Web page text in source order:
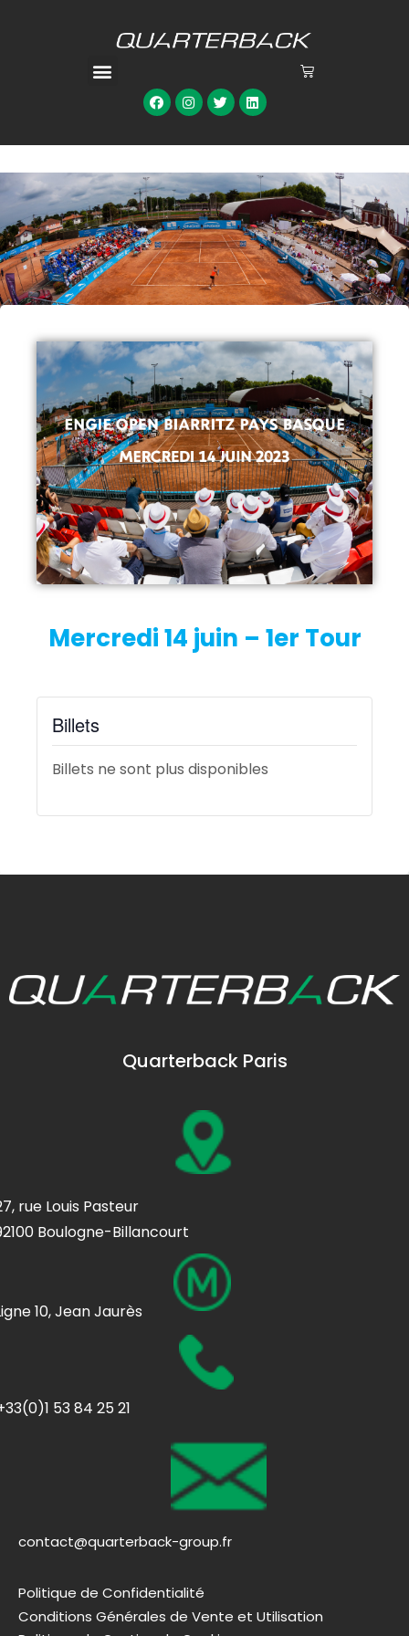
Mercredi 14 juin – 1er Tour
Billets
Billets ne sont plus disponibles
Quarterback Paris
rue Louis Pasteur
Boulogne-Billancourt
10, Jean Jaurès
53 84 25 21
contact@quarterback-group.fr
Politique de Confidentialité
Conditions Générales de Vente et Utilisation